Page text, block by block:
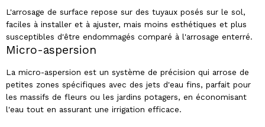
L'arrosage de surface repose sur des tuyaux posés sur le sol,
faciles à installer et à ajuster, mais moins esthétiques et plus
susceptibles d'être endommagés comparé à l'arrosage enterré.
Micro-aspersion
La micro-aspersion est un système de précision qui arrose de
petites zones spécifiques avec des jets d'eau fins, parfait pour
les massifs de fleurs ou les jardins potagers, en économisant
l'eau tout en assurant une irrigation efficace.